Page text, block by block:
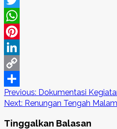
Twitter
WhatsApp
Pinterest
LinkedIn
Copy
Link
Share
Post
navigation
Previous: Dokumentasi
Next: Renungan Tengah Malam
Tinggalkan Balasan